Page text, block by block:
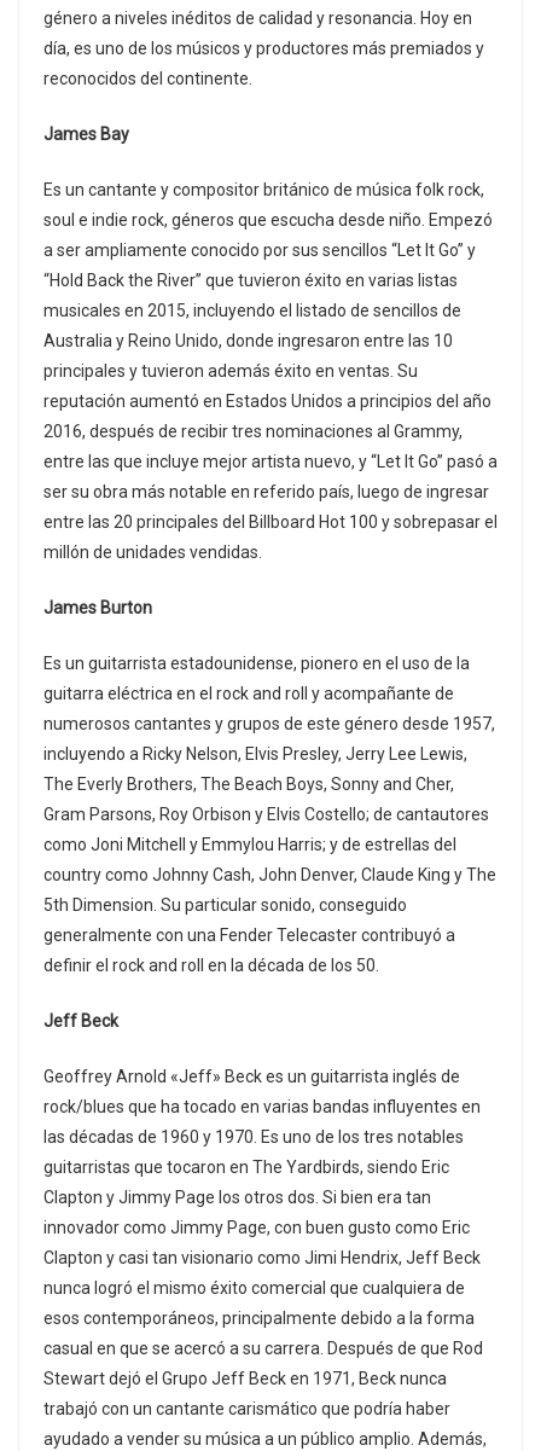
género a niveles inéditos de calidad y resonancia. Hoy en
día, es uno de los músicos y productores más premiados y
reconocidos del continente.
James Bay
Es un cantante y compositor británico de música folk rock,
soul e indie rock, géneros que escucha desde niño. Empezó
a ser ampliamente conocido por sus sencillos “Let It Go” y
“Hold Back the River” que tuvieron éxito en varias listas
musicales en 2015, incluyendo el listado de sencillos de
Australia y Reino Unido, donde ingresaron entre las 10
principales y tuvieron además éxito en ventas.​ Su
reputación aumentó en Estados Unidos a principios del año
2016, después de recibir tres nominaciones al Grammy,
entre las que incluye mejor artista nuevo, y “Let It Go” pasó a
ser su obra más notable en referido país, luego de ingresar
entre las 20 principales del Billboard Hot 100 y sobrepasar el
millón de unidades vendidas.
James Burton
Es un guitarrista estadounidense, pionero en el uso de la
guitarra eléctrica en el rock and roll y acompañante de
numerosos cantantes y grupos de este género desde 1957,
incluyendo a Ricky Nelson, Elvis Presley, Jerry Lee Lewis,
The Everly Brothers, The Beach Boys, Sonny and Cher,
Gram Parsons, Roy Orbison y Elvis Costello; de cantautores
como Joni Mitchell y Emmylou Harris; y de estrellas del
country como Johnny Cash, John Denver, Claude King y The
5th Dimension. Su particular sonido, conseguido
generalmente con una Fender Telecaster contribuyó a
definir el rock and roll en la década de los 50.
Jeff Beck
Geoffrey Arnold «Jeff» Beck es un guitarrista inglés de
rock/blues que ha tocado en varias bandas influyentes en
las décadas de 1960 y 1970. Es uno de los tres notables
guitarristas que tocaron en The Yardbirds, siendo Eric
Clapton y Jimmy Page los otros dos. Si bien era tan
innovador como Jimmy Page, con buen gusto como Eric
Clapton y casi tan visionario como Jimi Hendrix, Jeff Beck
nunca logró el mismo éxito comercial que cualquiera de
esos contemporáneos, principalmente debido a la forma
casual en que se acercó a su carrera. Después de que Rod
Stewart dejó el Grupo Jeff Beck en 1971, Beck nunca
trabajó con un cantante carismático que podría haber
ayudado a vender su música a un público amplio. Además,